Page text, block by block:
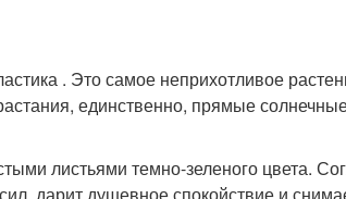
. Это самое неприхотливое
единственно, прямые
листьями темно-зеленого цвета.